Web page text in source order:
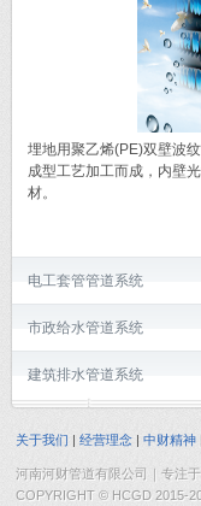
埋地用聚乙烯(PE)双壁波
成型工艺加工而成，内壁
材。
电工套管管道系统
市政给水管道系统
建筑排水管道系统
关于我们 经营理念 中财精神
河南河财管道有限公司｜专注
COPYRIGHT © HCGD 2015-